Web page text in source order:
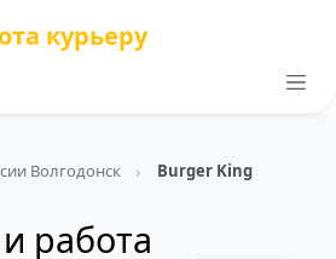
Волгодонск Burger King
работа